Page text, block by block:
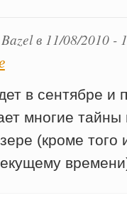
в 11/08/2010 -
в сентябре и
многие тайны
(кроме того